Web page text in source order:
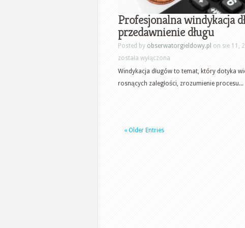
Profesjonalna windykacja
przedawnienie długu
Posted by obserwatorgieldowy.pl on sie 11,
została wyłączona
Windykacja długów to temat, który dotyka
rosnących zaległości, zrozumienie procesu...
« Older Entries